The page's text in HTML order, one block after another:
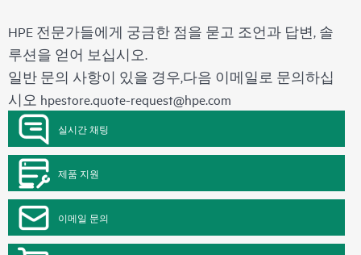
HPE 전문가들에게 궁금한 점을 묻고 조언과 답변, 솔
루션을 얻어 보십시오.
일반 문의 사항이 있을 경우,다음 이메일로 문의하십
시오 hpestore.quote-request@hpe.com
실시간 채팅
제품 지원
이메일 문의